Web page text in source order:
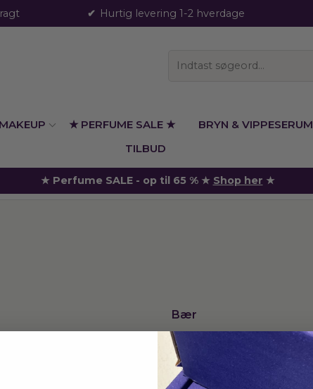
Hurtig levering 1-2 hverdage
MAKEUP ★ PERFUME SALE ★ BRYN & VIPPESERUM
TILBUD
★ Perfume SALE - op til 65 % ★ Shop her ★
Bær
Figen
Karamel